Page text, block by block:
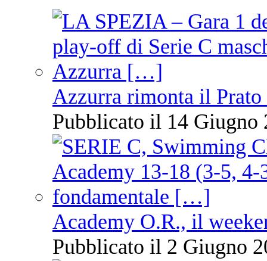
Azzurra rimonta il Prato
Pubblicato il 14 Giugno
Academy O.R., il
Pubblicato il 2 Giugno